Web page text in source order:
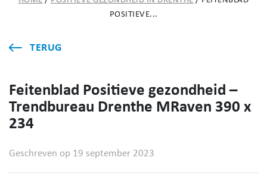
POSITIEVE...
TERUG
Feitenblad Positieve gezondheid –
Trendbureau Drenthe MRaven 390 x
234
Geschreven op 19 september 2023